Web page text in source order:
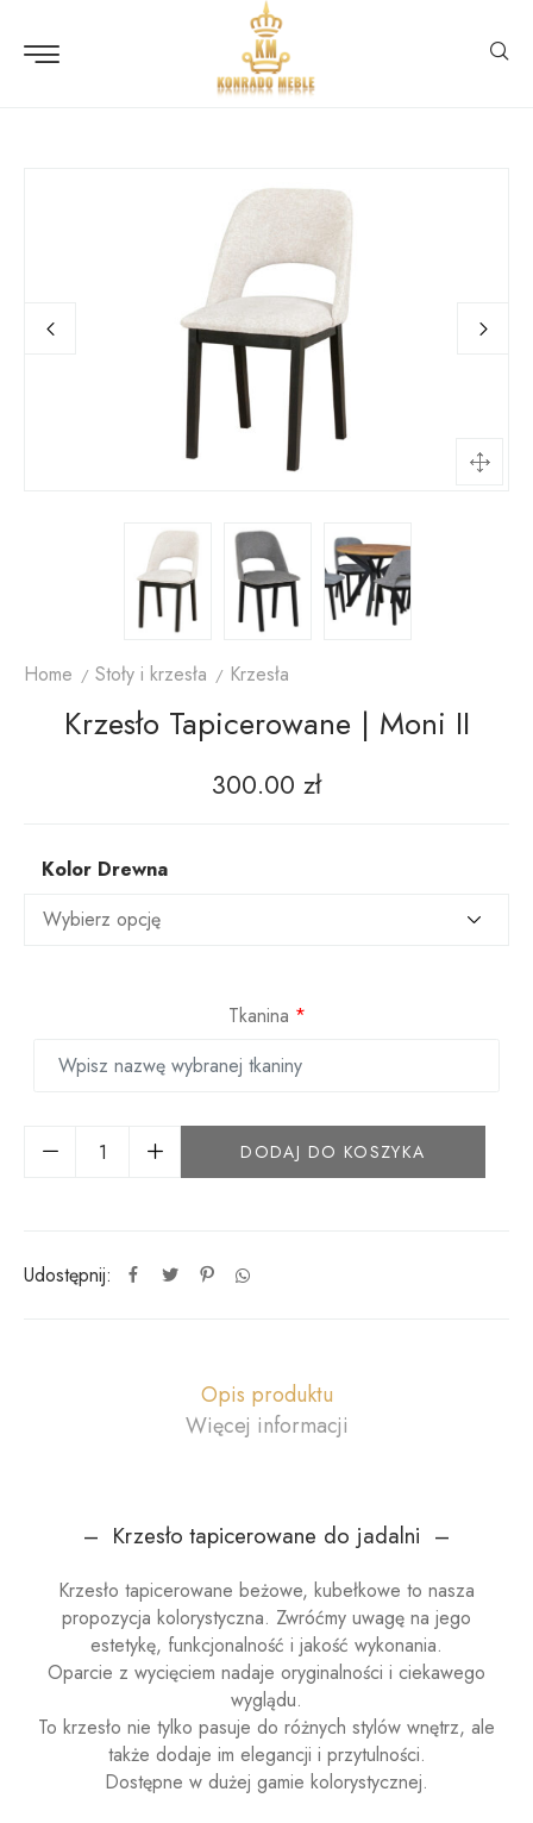
Home Stoły i krzesła Krzesła
Krzesło Tapicerowane | Moni II
300.00 zł
Kolor Drewna
Tkanina *
DODAJ DO KOSZYKA
Udostępnij:
Opis produktu
Więcej informacji
– Krzesło tapicerowane do jadalni –
Krzesło tapicerowane beżowe, kubełkowe to nasza
propozycja kolorystyczna. Zwróćmy uwagę na jego
estetykę, funkcjonalność i jakość wykonania.
Oparcie z wycięciem nadaje oryginalności i ciekawego
wyglądu.
To krzesło nie tylko pasuje do różnych stylów wnętrz, ale
także dodaje im elegancji i przytulności.
Dostępne w dużej gamie kolorystycznej.